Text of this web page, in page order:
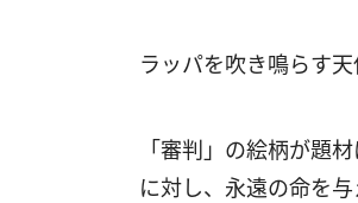
ラッパを吹き鳴らす
「審判」の絵柄が題
に対し、永遠の命を